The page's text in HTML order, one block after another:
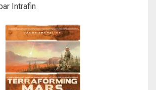
Intrafin